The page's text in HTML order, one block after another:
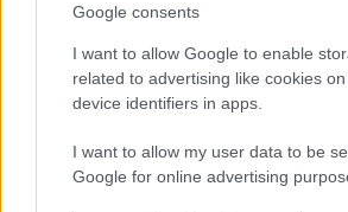
Google consents
I want to allow Google to enable
related to advertising like cookies
device identifiers in apps.
I want to allow my user data to be
Google for online advertising
másodfokúra
HIRDETÉS